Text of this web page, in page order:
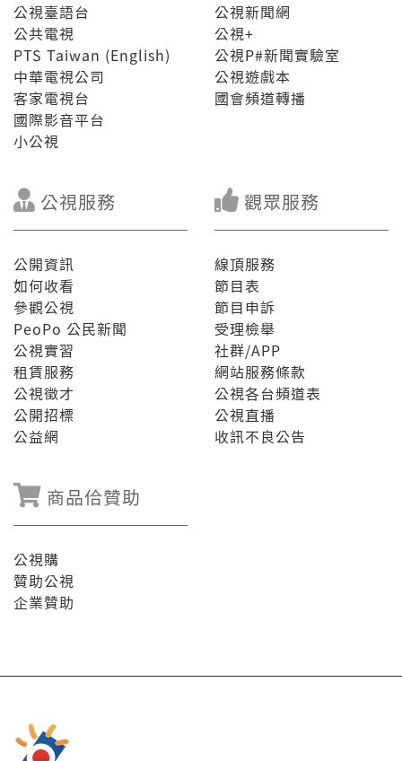
公視臺語台
公共電視
PTS Taiwan (English)
中華電視公司
客家電視台
國際影音平台
小公視
公視新聞網
公視+
公視P#新聞實驗室
公視遊戲本
國會頻道轉播
公視服務
公開資訊
如何收看
參觀公視
PeoPo 公民新聞
公視實習
租賃服務
公視徵才
公開招標
公益網
觀眾服務
線頂服務
節目表
節目申訴
受理檢舉
社群/APP
網站服務條款
公視各台頻道表
公視直播
收訊不良公告
商品佮贊助
公視購
贊助公視
企業贊助